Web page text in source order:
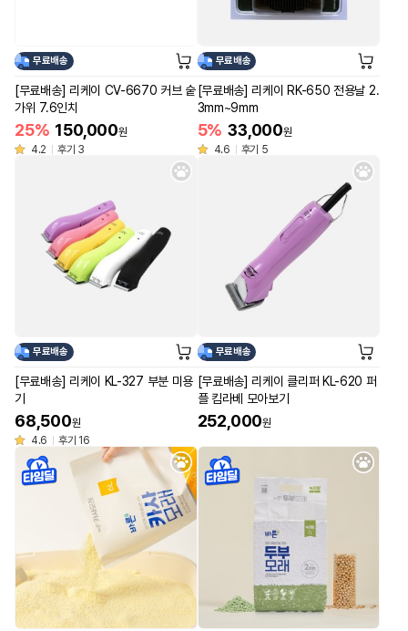
무료배송
[무료배송] 리케이 CV-6670 커브 숱
가위 7.6인치
25% 150,000원
4.2
후기 3
무료배송
[무료배송] 리케이 RK-650 전용날 2.
3mm~9mm
5% 33,000원
4.6
후기 5
무료배송
[무료배송] 리케이 KL-327 부분 미용
기
68,500원
4.6
후기 16
무료배송
[무료배송] 리케이 클리퍼 KL-620 퍼
플 킴라베 모아보기
252,000원